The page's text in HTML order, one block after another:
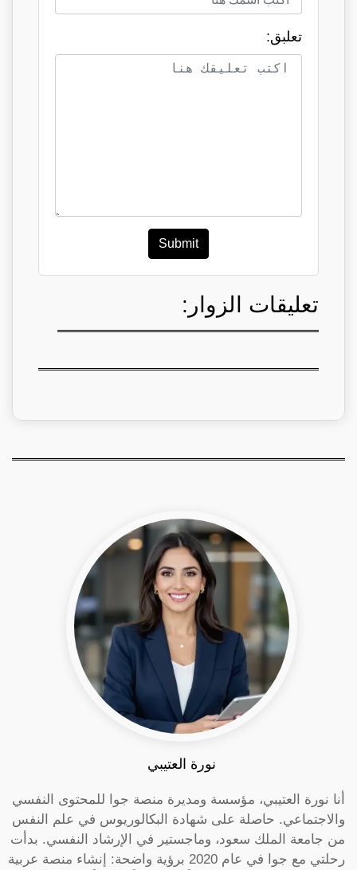
تعلبق:
Submit
تعليقات الزوار:
نورة العتيبي
أنا نورة العتيبي، مؤسسة ومديرة منصة جوا للمحتوى النفسي
والاجتماعي. حاصلة على شهادة البكالوريوس في علم النفس
من جامعة الملك سعود، وماجستير في الإرشاد النفسي. بدأت
رحلتي مع جوا في عام 2020 برؤية واضحة: إنشاء منصة عربية